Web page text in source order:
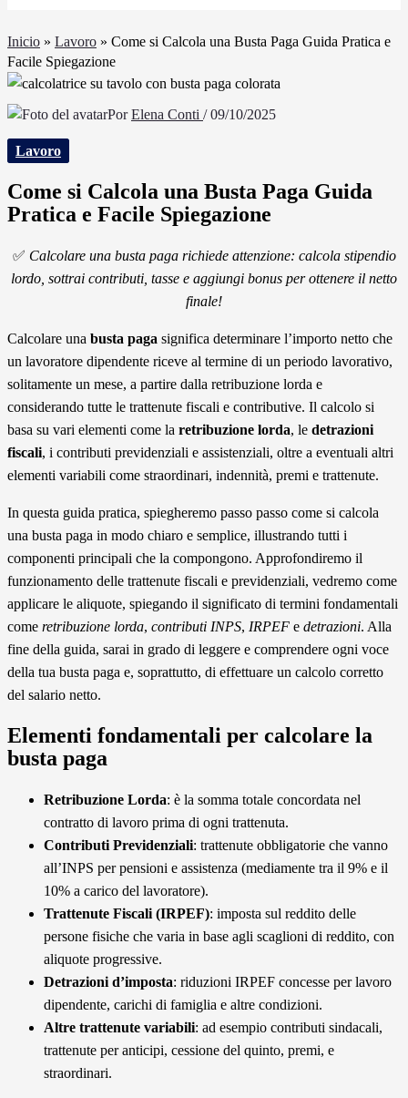
Inicio » Lavoro » Come si Calcola una Busta Paga Guida Pratica e
Facile Spiegazione
PorElena Conti /09/10/2025
Lavoro
Come si Calcola una Busta Paga Guida
Pratica e Facile Spiegazione
✅ Calcolare una busta paga richiede attenzione: calcola stipendio
lordo, sottrai contributi, tasse e aggiungi bonus per ottenere il netto
finale!
Calcolare una busta paga significa determinare l’importo netto che
un lavoratore dipendente riceve al termine di un periodo lavorativo,
solitamente un mese, a partire dalla retribuzione lorda e
considerando tutte le trattenute fiscali e contributive. Il calcolo si
basa su vari elementi come la retribuzione lorda, le detrazioni
fiscali, i contributi previdenziali e assistenziali, oltre a eventuali altri
elementi variabili come straordinari, indennità, premi e trattenute.
In questa guida pratica, spiegheremo passo passo come si calcola
una busta paga in modo chiaro e semplice, illustrando tutti i
componenti principali che la compongono. Approfondiremo il
funzionamento delle trattenute fiscali e previdenziali, vedremo come
applicare le aliquote, spiegando il significato di termini fondamentali
come retribuzione lorda, contributi INPS, IRPEF e detrazioni. Alla
fine della guida, sarai in grado di leggere e comprendere ogni voce
della tua busta paga e, soprattutto, di effettuare un calcolo corretto
del salario netto.
Elementi fondamentali per calcolare la
busta paga
Retribuzione Lorda: è la somma totale concordata nel
contratto di lavoro prima di ogni trattenuta.
Contributi Previdenziali: trattenute obbligatorie che vanno
all’INPS per pensioni e assistenza (mediamente tra il 9% e il
10% a carico del lavoratore).
Trattenute Fiscali (IRPEF): imposta sul reddito delle
persone fisiche che varia in base agli scaglioni di reddito, con
aliquote progressive.
Detrazioni d’imposta: riduzioni IRPEF concesse per lavoro
dipendente, carichi di famiglia e altre condizioni.
Altre trattenute variabili: ad esempio contributi sindacali,
trattenute per anticipi, cessione del quinto, premi, e
straordinari.